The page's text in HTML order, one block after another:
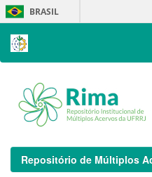
Skip
navigation
BRASIL
Repositório de Múltiplos